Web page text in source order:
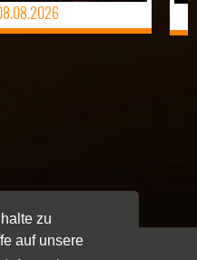
zu
auf unsere